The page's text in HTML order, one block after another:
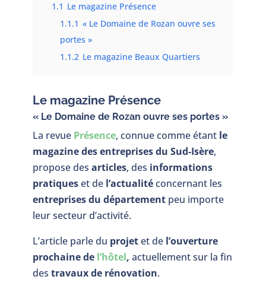
1.1 Le magazine Présence
1.1.1 « Le Domaine de Rozan ouvre ses
portes »
1.1.2 Le magazine Beaux Quartiers
Le magazine Présence
« Le Domaine de Rozan ouvre ses portes »
La revue Présence, connue comme étant le
magazine des entreprises du Sud-Isère,
propose des articles, des informations
pratiqueset de l’actualitéconcernant les
entreprises du départementpeu importe
leur secteur d’activité.
L’article parle du projetet de l’ouverture
prochaine de l’hôtel, actuellement sur la fin
des travaux de rénovation.